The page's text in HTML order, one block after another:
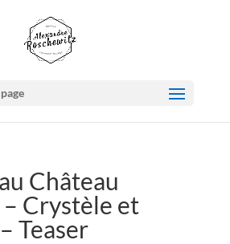
Château
Crystèle et
Teaser